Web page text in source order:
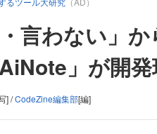
・言わない」
」が開
] /CodeZine編集部[編]